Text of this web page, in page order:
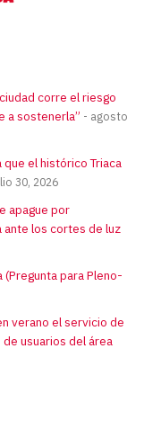
corre el riesgo
a sostenerla”
agosto
que el histórico Triaca
30, 2026
apague por
ante los cortes de luz
para Pleno-
verano el servicio de
usuarios del área